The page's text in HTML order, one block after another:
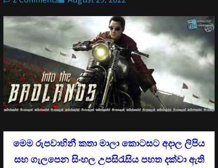
මෙම රුපවාහිනී කතා මාලා කොටසට අදාල ලිපිය
සහ ගැලපෙන සිංහල උපසිරැසිය පහත දක්වා ඇති